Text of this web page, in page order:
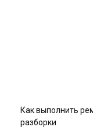
Как выполнить
разборки